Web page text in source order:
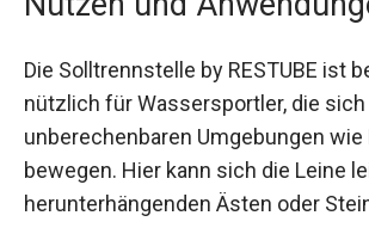
Nutzen und
Die Solltrennstelle by RESTUBE ist
nützlich für Wassersportler, die sich
unberechenbaren Umgebungen wie
bewegen. Hier kann sich die Leine
herunterhängenden Ästen oder